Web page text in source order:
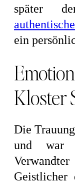
später
ein
Kloster
Die
und war
Geistlicher